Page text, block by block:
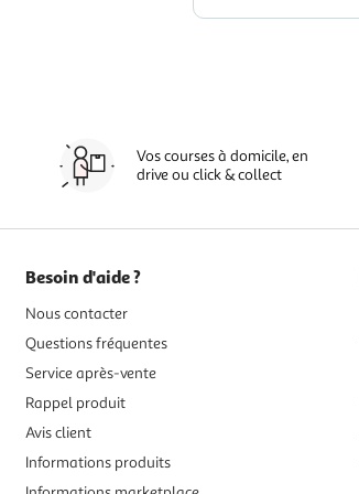
Vos courses à domicile, en
drive ou click & collect
Besoin d'aide ?
Nous contacter
Questions fréquentes
Service après-vente
Rappel produit
Avis client
Informations produits